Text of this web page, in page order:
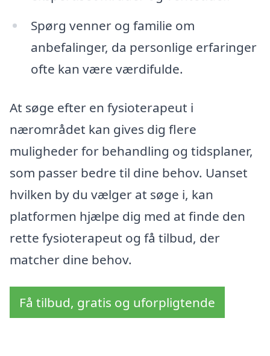
Spørg venner og familie om
anbefalinger, da personlige erfaringer
ofte kan være værdifulde.
At søge efter en fysioterapeut i
nærområdet kan gives dig flere
muligheder for behandling og tidsplaner,
som passer bedre til dine behov. Uanset
hvilken by du vælger at søge i, kan
platformen hjælpe dig med at finde den
rette fysioterapeut og få tilbud, der
matcher dine behov.
Få tilbud, gratis og uforpligtende